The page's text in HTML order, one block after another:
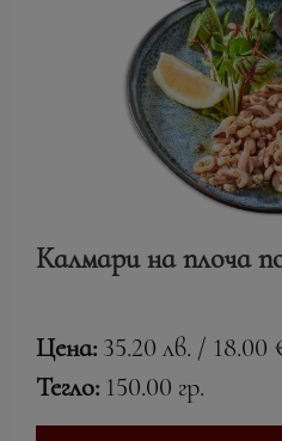
Калмари на плоча
Цена: 35.20 лв. / 18.00
Тегло: 150.00 гр.